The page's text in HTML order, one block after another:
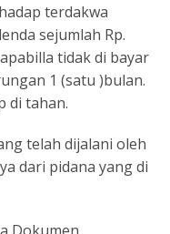
terdakwa
sejumlah Rp.
tidak di bayar
1 (satu )bulan.
di tahan.
telah dijalani oleh
dari pidana yang di